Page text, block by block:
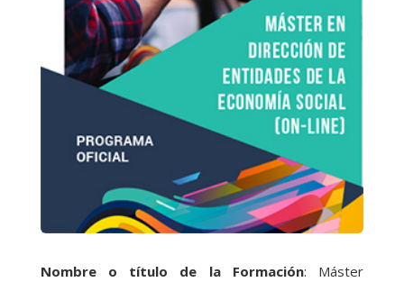
Nombre o título de la Formación: Máster